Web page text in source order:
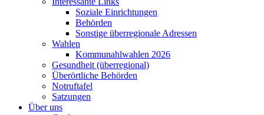
Soziale Einrichtungen
Behörden
Sonstige überregionale Adressen
Wahlen
Kommunahlwahlen 2026
Gesundheit (überregional)
Überörtliche Behörden
Notruftafel
Satzungen
Über uns